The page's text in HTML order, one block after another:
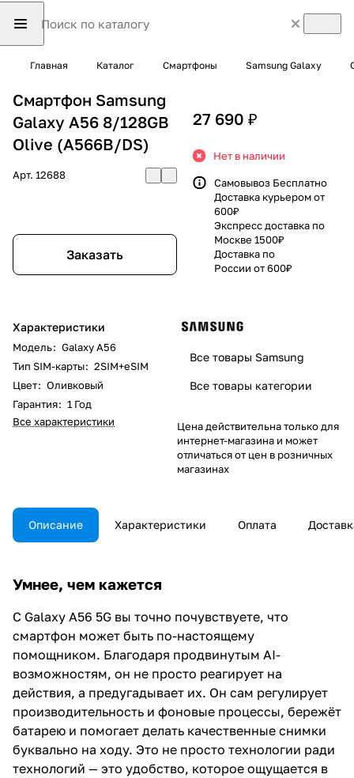
Главная Каталог Смартфоны Samsung Galaxy
Смартфон Samsung
Galaxy A56 8/128GB
Olive (A566B/DS)
Арт. 12688
Заказать
Характеристики
Модель: Galaxy A56
Тип SIM-карты: 2SIM+eSIM
Цвет: Оливковый
Гарантия: 1 Год
Все характеристики
27 690 ₽
Нет в наличии
Самовывоз Бесплатно
Доставка курьером от
600₽
Экспресс доставка по
Москве 1500₽
Доставка по
России от 600₽
Все товары Samsung
Все товары категории
Цена действительна только для
интернет-магазина и может
отличаться от цен в розничных
магазинах
Описание Характеристики Оплата
Умнее, чем кажется
С Galaxy A56 5G вы точно почувствуете, что
смартфон может быть по-настоящему
помощником. Благодаря продвинутым AI-
возможностям, он не просто реагирует на
действия, а предугадывает их. Он сам регулирует
производительность и фоновые процессы, бережёт
батарею и помогает делать качественные снимки
буквально на ходу. Это не просто технологии ради
технологий — это удобство, которое ощущается в